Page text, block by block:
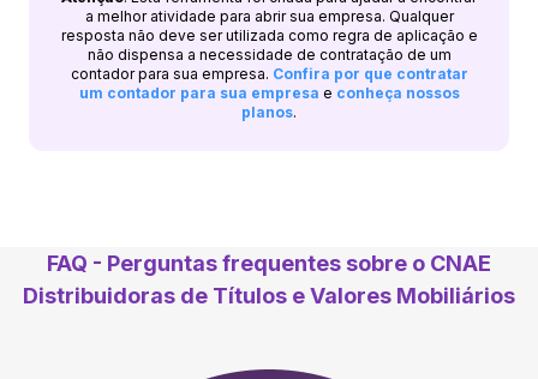
a melhor atividade para abrir sua empresa. Qualquer
resposta não deve ser utilizada como regra de aplicação e
não dispensa a necessidade de contratação de um
contador para sua empresa. Confira por que contratar
um contador para sua empresa e conheça nossos
planos.
FAQ - Perguntas frequentes sobre o CNAE
Distribuidoras de Títulos e Valores Mobiliários